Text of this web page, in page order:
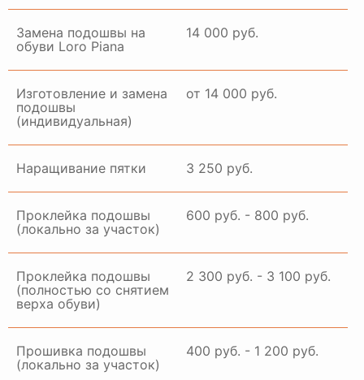
Замена подошвы на
обуви Loro Piana
14 000 руб.
Изготовление и замена
подошвы
(индивидуальная)
от 14 000 руб.
Наращивание пятки 3 250 руб.
Проклейка подошвы
(локально за участок)
600 руб. - 800 руб.
Проклейка подошвы
(полностью со снятием
верха обуви)
2 300 руб. - 3 100 руб.
Прошивка подошвы
(локально за участок)
400 руб. - 1 200 руб.